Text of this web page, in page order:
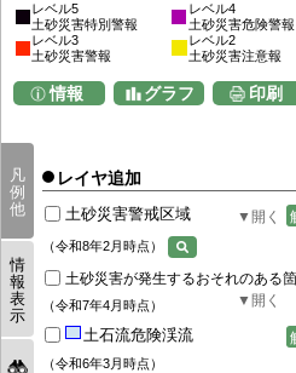
レベル5
土砂災害特別警報
レベル4
土砂災害危険警報
レベル3
土砂災害警報
レベル2
土砂災害注意報
情報 グラフ 印刷
凡
例
他
情
報
表
示
レイヤ追加
土砂災害警戒区域
（令和8年2月時点）
土砂災害が発生するおそれのある
（令和7年4月時点）
土石流危険渓流
（令和6年3月時点）